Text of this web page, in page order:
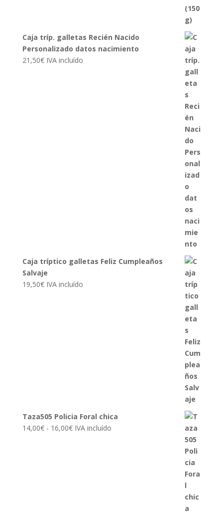
Caja tríp. galletas Recién Nacido
Personalizado datos nacimiento
21,50€ IVA incluído
Caja tríptico galletas Feliz Cumpleaños
Salvaje
19,50€ IVA incluído
Taza505 Policia Foral chica
14,00€ - 16,00€Rango
IVA incluído